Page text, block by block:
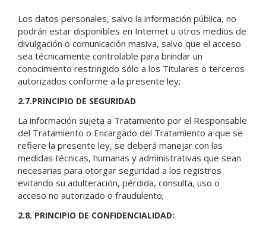
Los datos personales, salvo la información pública, no
podrán estar disponibles en Internet u otros medios de
divulgación o comunicación masiva, salvo que el acceso
sea técnicamente controlable para brindar un
conocimiento restringido sólo a los Titulares o terceros
autorizados conforme a la presente ley;
2.7.PRINCIPIO DE SEGURIDAD
La información sujeta a Tratamiento por el Responsable
del Tratamiento o Encargado del Tratamiento a que se
refiere la presente ley, se deberá manejar con las
medidas técnicas, humanas y administrativas que sean
necesarias para otorgar seguridad a los registros
evitando su adulteración, pérdida, consulta, uso o
acceso no autorizado o fraudulento;
2.8. PRINCIPIO DE CONFIDENCIALIDAD: